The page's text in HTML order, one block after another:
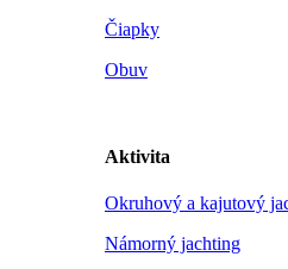
Čiapky
Obuv
Aktivita
Okruhový a kajutový
Námorný jachting